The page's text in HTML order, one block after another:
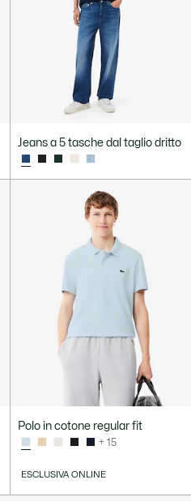
Jeans a 5 tasche dal taglio dritto
Polo in cotone regular fit
+ 15
ESCLUSIVA ONLINE